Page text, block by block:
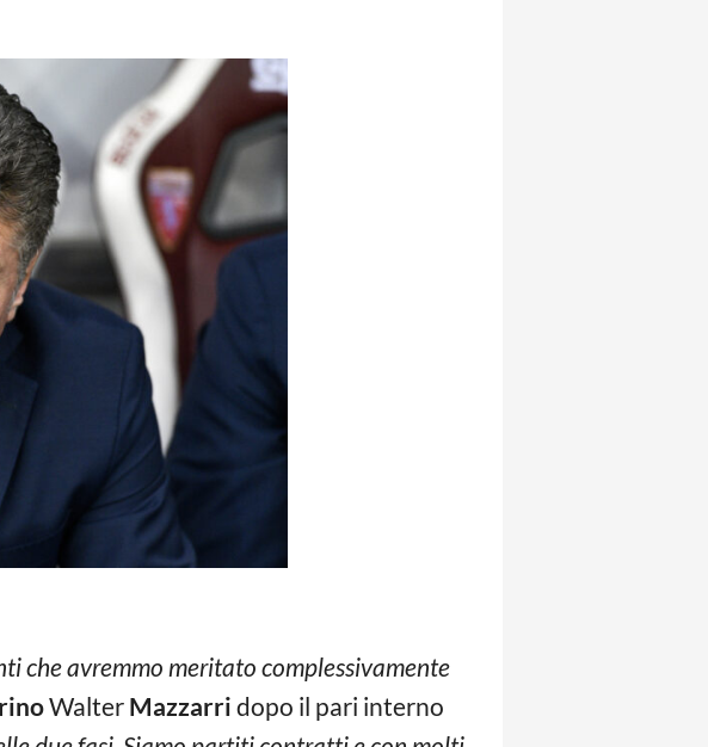
che avremmo meritato complessivamente
Walter Mazzarri dopo il pari interno